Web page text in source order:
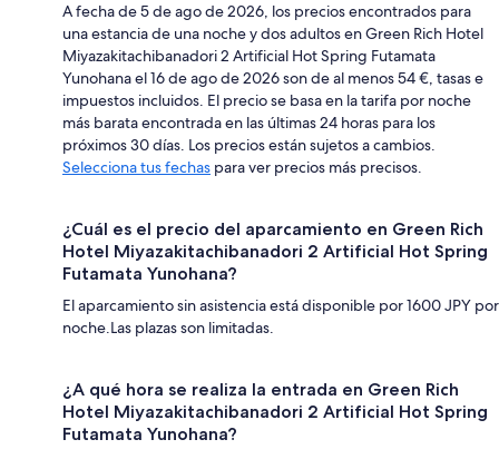
A fecha de 5 de ago de 2026, los precios encontrados para
una estancia de una noche y dos adultos en Green Rich Hotel
Miyazakitachibanadori 2 Artificial Hot Spring Futamata
Yunohana el 16 de ago de 2026 son de al menos 54 €, tasas e
impuestos incluidos. El precio se basa en la tarifa por noche
más barata encontrada en las últimas 24 horas para los
próximos 30 días. Los precios están sujetos a cambios.
Selecciona tus fechas para ver precios más precisos.
¿Cuál es el precio del aparcamiento en Green Rich
Hotel Miyazakitachibanadori 2 Artificial Hot Spring
Futamata Yunohana?
El aparcamiento sin asistencia está disponible por 1600 JPY por
noche.Las plazas son limitadas.
¿A qué hora se realiza la entrada en Green Rich
Hotel Miyazakitachibanadori 2 Artificial Hot Spring
Futamata Yunohana?